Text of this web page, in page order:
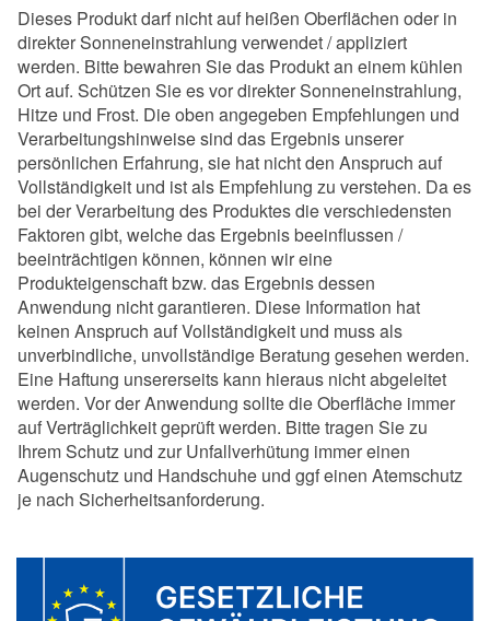
Dieses Produkt darf nicht auf heißen Oberflächen oder in
direkter Sonneneinstrahlung verwendet / appliziert
werden. Bitte bewahren Sie das Produkt an einem kühlen
Ort auf. Schützen Sie es vor direkter Sonneneinstrahlung,
Hitze und Frost. Die oben angegeben Empfehlungen und
Verarbeitungshinweise sind das Ergebnis unserer
persönlichen Erfahrung, sie hat nicht den Anspruch auf
Vollständigkeit und ist als Empfehlung zu verstehen. Da es
bei der Verarbeitung des Produktes die verschiedensten
Faktoren gibt, welche das Ergebnis beeinflussen /
beeinträchtigen können, können wir eine
Produkteigenschaft bzw. das Ergebnis dessen
Anwendung nicht garantieren. Diese Information hat
keinen Anspruch auf Vollständigkeit und muss als
unverbindliche, unvollständige Beratung gesehen werden.
Eine Haftung unsererseits kann hieraus nicht abgeleitet
werden. Vor der Anwendung sollte die Oberfläche immer
auf Verträglichkeit geprüft werden. Bitte tragen Sie zu
Ihrem Schutz und zur Unfallverhütung immer einen
Augenschutz und Handschuhe und ggf einen Atemschutz
je nach Sicherheitsanforderung.